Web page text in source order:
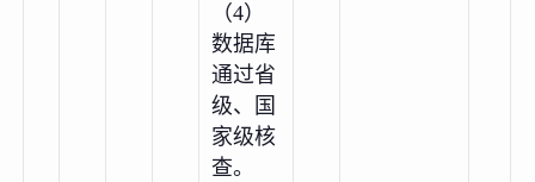
（4）
数据库
通过省
级、国
家级核
查。